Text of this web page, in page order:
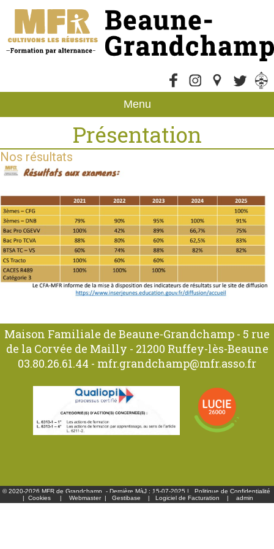
Menu
Présentation
Nos résultats
Maison Familiale de Beaune-Grandchamp - 5 rue
de la Corvée de Mailly - 21200 Ruffey-lès-Beaune
03.80.26.61.44 - mfr.grandchamp@mfr.asso.fr
© 2020-2026 MFR de Grandchamp - Dernière MàJ : 15-07-2025 |
Politique de Confidentialité
|
Cookies | Webmaster | Gestibase | Logiciel de Facturation | admin